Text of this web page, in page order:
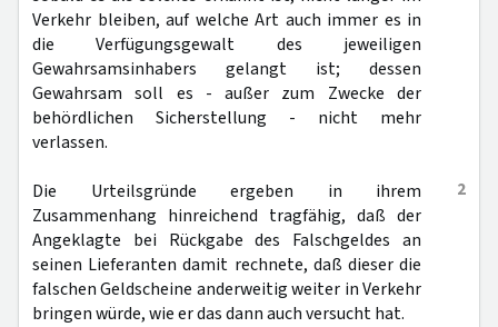
Verkehr bleiben, auf welche Art auch immer es in
die Verfügungsgewalt des jeweiligen
Gewahrsamsinhabers gelangt ist; dessen
Gewahrsam soll es - außer zum Zwecke der
behördlichen Sicherstellung - nicht mehr
verlassen.
2
Die Urteilsgründe ergeben in ihrem
Zusammenhang hinreichend tragfähig, daß der
Angeklagte bei Rückgabe des Falschgeldes an
seinen Lieferanten damit rechnete, daß dieser die
falschen Geldscheine anderweitig weiter in Verkehr
bringen würde, wie er das dann auch versucht hat.